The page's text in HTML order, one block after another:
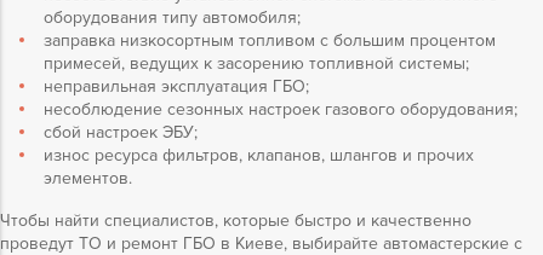
оборудования типу автомобиля;
заправка низкосортным топливом с большим процентом
примесей, ведущих к засорению топливной системы;
неправильная эксплуатация ГБО;
несоблюдение сезонных настроек газового оборудования;
сбой настроек ЭБУ;
износ ресурса фильтров, клапанов, шлангов и прочих
элементов.
Чтобы найти специалистов, которые быстро и качественно
проведут ТО и ремонт ГБО в Киеве, выбирайте автомастерские с